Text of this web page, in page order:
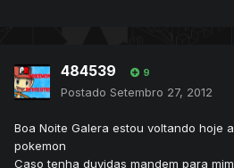
484539 9
Postado Setembro 27, 2012
Boa Noite Galera estou voltando hoje
pokemon
Caso tenha duvidas mandem para